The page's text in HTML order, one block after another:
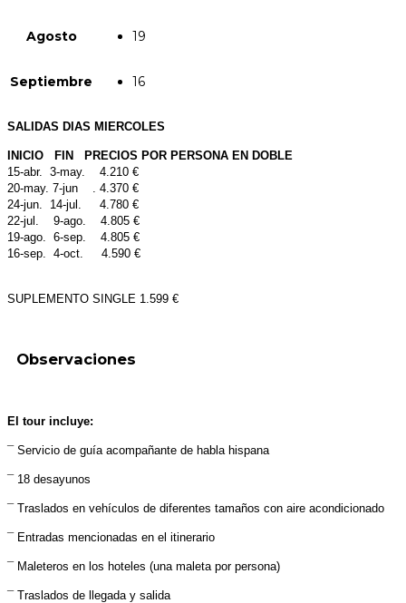
Agosto 19
Septiembre 16
SALIDAS DIAS MIERCOLES
INICIO FIN PRECIOS POR PERSONA EN DOBLE
15-abr. 3-may. 4.210 €
20-may. 7-jun . 4.370 €
24-jun. 14-jul. 4.780 €
22-jul. 9-ago. 4.805 €
19-ago. 6-sep. 4.805 €
16-sep. 4-oct. 4.590 €
SUPLEMENTO SINGLE 1.599 €
Observaciones
El tour incluye:
¯ Servicio de guía acompañante de habla hispana
¯ 18 desayunos
¯ Traslados en vehículos de diferentes tamaños con aire acondicionado
¯ Entradas mencionadas en el itinerario
¯ Maleteros en los hoteles (una maleta por persona)
¯ Traslados de llegada y salida